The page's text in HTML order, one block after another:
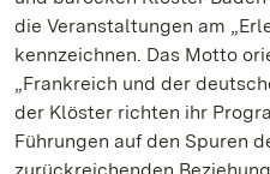
die Veranstaltungen am
kennzeichnen. Das Motto
„Frankreich und der
der Klöster richten ihr
Führungen auf den Spuren